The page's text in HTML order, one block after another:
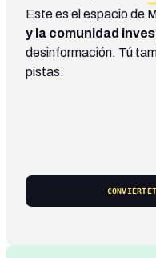
Este es el espacio de
y la comunidad
desinformación. Tú
pistas.